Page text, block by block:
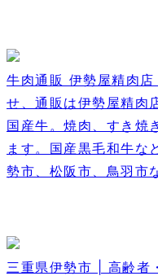
牛肉通販 伊勢屋精肉
せ、通販は伊勢屋精肉
国産牛。焼肉、すき焼
ます。国産黒毛和牛な
勢市、松阪市、鳥羽市
三重県伊勢市 | 高齢者